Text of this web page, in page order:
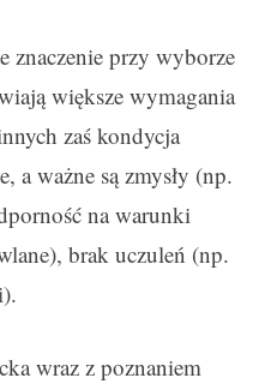
znaczenie przy wyborze
większe wymagania
zaś kondycja
a ważne są zmysły (np.
na warunki
brak uczuleń (np.
wraz z poznaniem